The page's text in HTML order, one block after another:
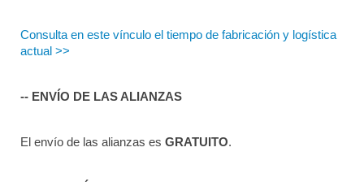
Consulta en este vínculo el tiempo de fabricación y logística
actual >>
-- ENVÍO DE LAS ALIANZAS
El envío de las alianzas es GRATUITO.